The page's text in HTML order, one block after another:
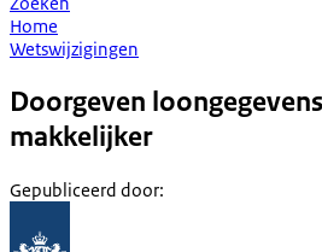
Home
Wetswijzigingen
Doorgeven
makkelijker
Gepubliceerd door: